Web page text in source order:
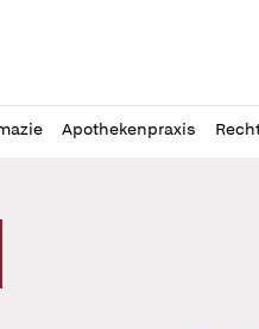
Apothekenpraxis
Logo